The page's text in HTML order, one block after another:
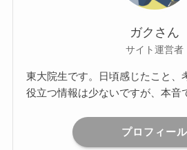
ガクさん
サイト運営者
東大院生です。日頃感じたこと、
役立つ情報は少ないですが、本音
プロフィール